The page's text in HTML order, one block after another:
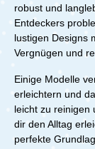
robust und
Entdeckers
lustigen Designs
Vergnügen und
Einige Modelle
erleichtern und
leicht zu reinigen
dir den Alltag
perfekte